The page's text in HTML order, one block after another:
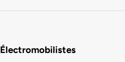
Électromobilistes